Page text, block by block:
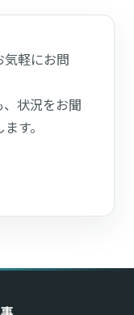
軽にお問
状況をお聞
す。